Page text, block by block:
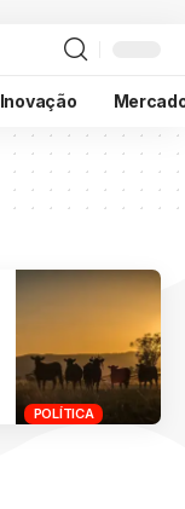
Inovação
POLÍTICA